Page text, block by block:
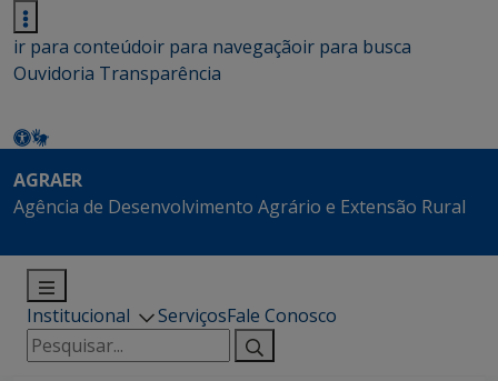
ir para conteúdoir para navegaçãoir para busca
Ouvidoria Transparência
AGRAER
Agência de Desenvolvimento Agrário e Extensão Rural
Institucional ServiçosFale Conosco
Pesquisar
por: